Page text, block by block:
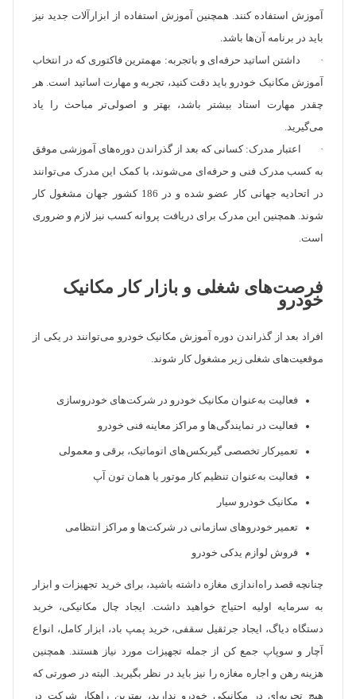
آموزش استفاده کنند. همچنین آموزش استفاده از ابزارآلات جدید نیز
باید در برنامه آن‌ها باشد.
· داشتن اساتید حرفه‌ای و باتجربه: مهمترین فاکتوری که در انتخاب
آموزش مکانیک خودرو باید دقت کنید، تجربه و مهارت اساتید است. هر
چقدر مهارت استاد بیشتر باشد، بهتر و اصولی‌تر مباحث را یاد
می‌گیرید.
· اعتبار مدرک: کسانی که بعد از گذراندن دوره‌های آموزشی موفق
به کسب مدرک فنی و حرفه‌ای می‌شوند، با کمک این مدرک می‌توانند
در اتحادیه جهانی کار عضو شده و در 186 کشور جهان مشغول کار
شوند. همچنین این مدرک برای دریافت پروانه کسب نیز لازم و ضروری
است.
فرصت‌های شغلی و بازار کار مکانیک
خودرو
افراد بعد از گذراندن دوره آموزش مکانیک خودرو می‌توانند در یکی از
موقعیت‌های شغلی زیر مشغول کار شوند.
فعالیت به‌عنوان مکانیک خودرو در شرکت‌های خودروسازی
فعالیت در نمایندگی‌ها و مراکز معاینه فنی خودرو
تعمیرکار تخصصی گیربکس‌های اتوماتیک، برقی و معمولی
فعالیت به‌عنوان تنظیم کار موتور یا همان تون آپ
مکانیک خودرو سیار
تعمیر خودروهای سازمانی در شرکت‌ها و مراکز انتظامی
فروش لوازم یدکی خودرو
چنانچه قصد راه‌اندازی مغازه داشته باشید، برای خرید تجهیزات و ابزار
به سرمایه اولیه احتیاج خواهید داشت. ایجاد چال مکانیکی، خرید
دستگاه دیاگ، ایجاد جرثقیل سقفی، خرید پمپ باد، ابزار کامل، انواع
آچار و سوپاپ جمع کن از جمله تجهیزات مورد نیاز هستند. همچنین
هزینه رهن و اجاره مغازه را نیز باید در نظر بگیرید. البته در صورتی که
هیچ تجربه‌ای در مکانیکی خودرو ندارید، بهترین راهکار شرکت در